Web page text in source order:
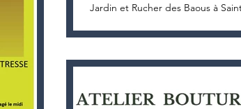
Jardin et Rucher des Baous à
Réflexologue à La...